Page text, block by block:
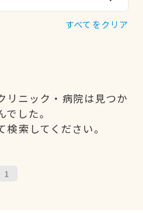
すべてをクリア
リニック・病院は見つか
でした。
索してください。
1